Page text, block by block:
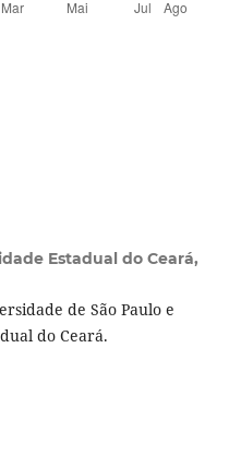
Estadual do Ceará,
de São Paulo e
do Ceará.